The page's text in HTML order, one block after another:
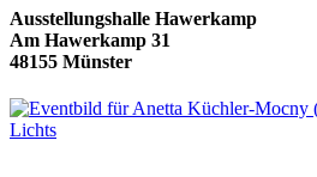
Ausstellungshalle Hawerkamp
Am Hawerkamp 31
48155 Münster